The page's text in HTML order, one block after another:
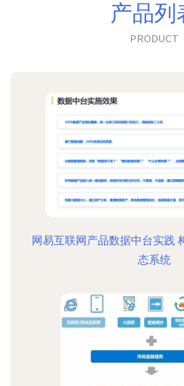
产品列
PRODUCT
网易互联网产品数据中台实践
态系统